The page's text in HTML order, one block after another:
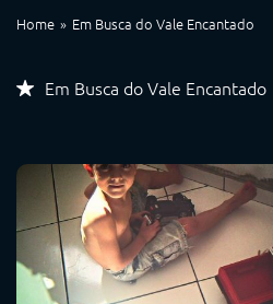
Home Em Busca do Vale Encantado
Em Busca do Vale Encantado